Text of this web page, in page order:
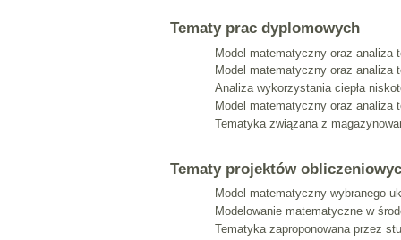
Tematy prac dyplomowych
Model matematyczny oraz analiza
Model matematyczny oraz analiza
Analiza wykorzystania ciepła
Model matematyczny oraz analiza
Tematyka związana z
Tematy projektów
Model matematyczny wybranego
Modelowanie matematyczne w
Tematyka zaproponowana przez